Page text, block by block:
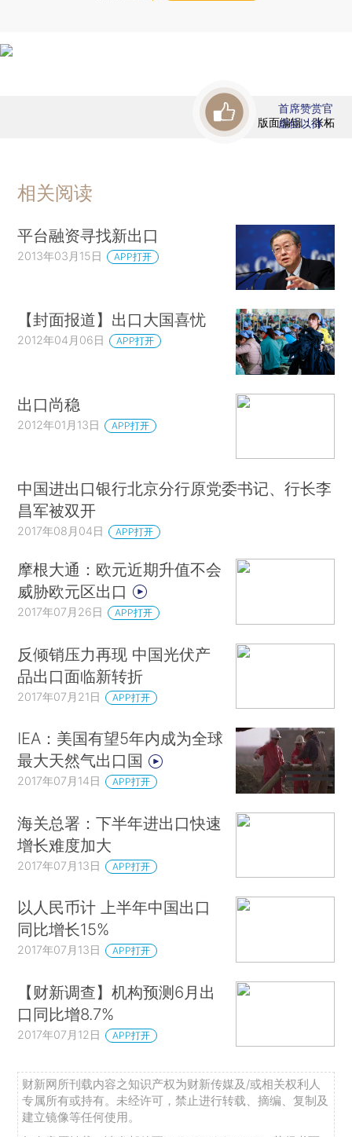
版面编辑：张柘
首席赞赏官
虚位以待
相关阅读
平台融资寻找新出口
2013年03月15日 APP打开
【封面报道】出口大国喜忧
2012年04月06日 APP打开
出口尚稳
2012年01月13日 APP打开
中国进出口银行北京分行原党委书记、行长李
昌军被双开
2017年08月04日 APP打开
摩根大通：欧元近期升值不会
威胁欧元区出口
2017年07月26日 APP打开
反倾销压力再现 中国光伏产
品出口面临新转折
2017年07月21日 APP打开
IEA：美国有望5年内成为全球
最大天然气出口国
2017年07月14日 APP打开
海关总署：下半年进出口快速
增长难度加大
2017年07月13日 APP打开
以人民币计 上半年中国出口
同比增长15%
2017年07月13日 APP打开
【财新调查】机构预测6月出
口同比增8.7%
2017年07月12日 APP打开
财新网所刊载内容之知识产权为财新传媒及/或相关权利人
专属所有或持有。未经许可，禁止进行转载、摘编、复制及
建立镜像等任何使用。